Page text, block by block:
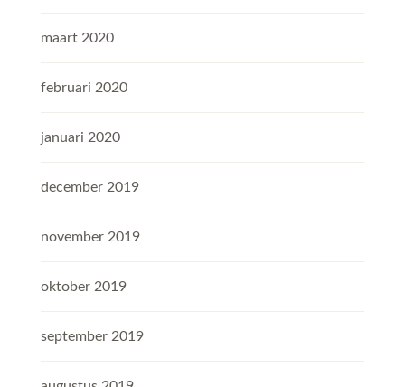
maart 2020
februari 2020
januari 2020
december 2019
november 2019
oktober 2019
september 2019